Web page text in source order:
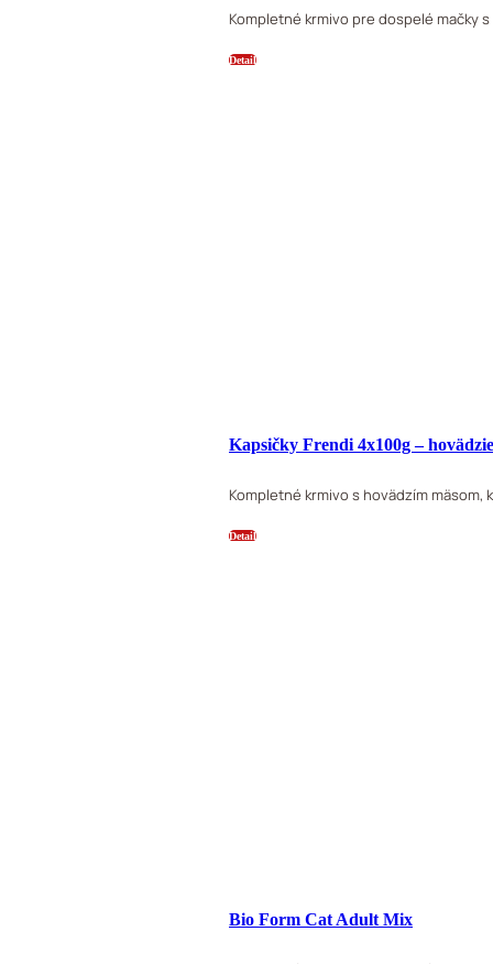
Kompletné krmivo pre dospelé mačky
Detail
Kapsičky Frendi 4x100g –
Kompletné krmivo s hovädzím mäsom,
Detail
Bio Form Cat Adult Mix